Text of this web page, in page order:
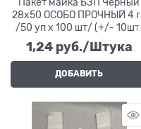
28х50 ОСОБО ПРОЧНЫЙ 4
/50 уп х 100 шт/ (+/- 10шт)
(5000)
1,24 руб./Штука
ДОБАВИТЬ